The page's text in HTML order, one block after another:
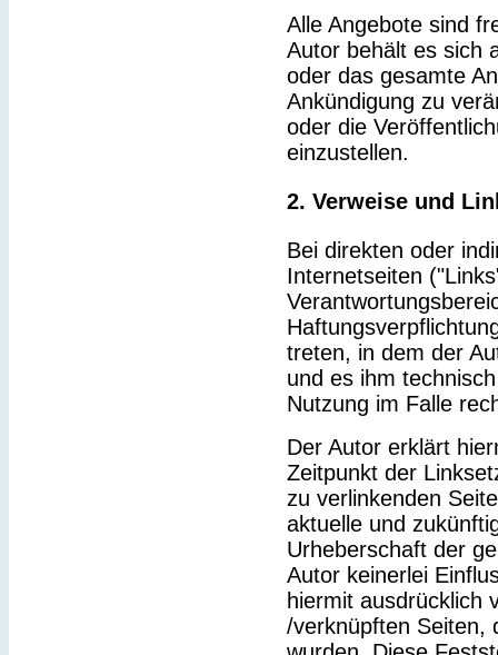
Alle Angebote sind
Autor behält es sich
oder das gesamte
Ankündigung zu
oder die
einzustellen.
2. Verweise und
Bei direkten oder
Internetseiten
treten, in dem der
und es ihm
Nutzung im Falle
Der Autor erklärt
Zeitpunkt der
zu verlinkenden
aktuelle und
Urheberschaft der
Autor keinerlei
hiermit ausdrücklich
/verknüpften Seiten,